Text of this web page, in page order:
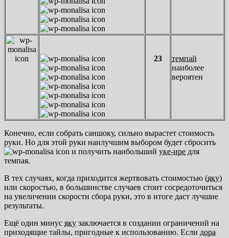
23
темпай
наиболее
вероятен
Конечно, если собрать саншоку, сильно вырастет стоимость
руки. Но для этой руки наилучшим выбором будет сбросить
и получить наибольший уке-ире для
темпая.
В тех случаях, когда приходится жертвовать стоимостью (яку)
или скоростью, в большинстве случаев стоит сосредоточиться
на увеличении скорости сбора руки, это в итоге даст лучшие
результаты.
Ещё один минус яку заключается в создании ограничений на
приходящие тайлы, пригодные к использованию. Если дора